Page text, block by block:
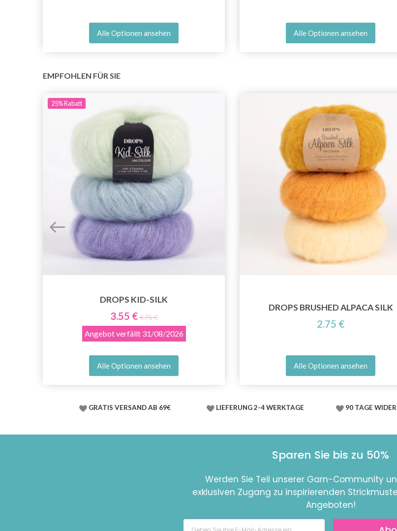
Alle Optionen ansehen Alle Optionen ansehen
EMPFOHLEN FÜR SIE
25%Rabatt
DROPS KID-SILK
3.55 €4.75 €
Angebot verfällt 31/08/2026
Alle Optionen ansehen
DROPS BRUSHED ALPACA SILK
2.75 €
Alle Optionen ansehen
GRATIS VERSAND AB 69€ LIEFERUNG 2-4 WERKTAGE 90 TAGE
Sparen Sie bis zu 50%
Werden Sie Teil unserer Garn-Community
exklusiven Zugang zu inspirierenden
Angeboten!